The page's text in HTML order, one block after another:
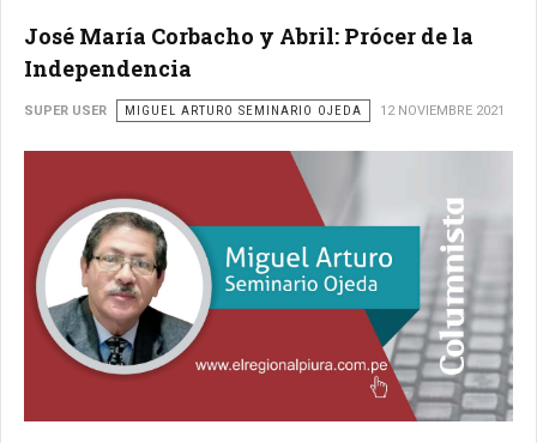
José María Corbacho y Abril: Prócer de la
Independencia
SUPER USER MIGUEL ARTURO SEMINARIO OJEDA 12 NOVIEMBRE 2021